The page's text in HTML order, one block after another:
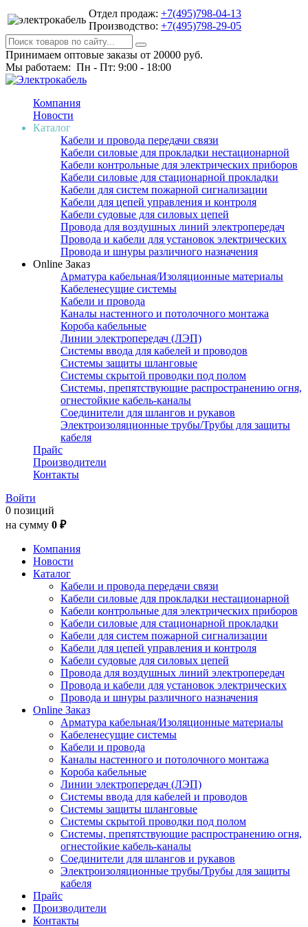
Отдел продаж: +7(495)798-04-13
Производство: +7(495)798-29-05
Принимаем оптовые заказы от 20000 руб.
Мы работаем: Пн - Пт: 9:00 - 18:00
Компания
Новости
Каталог
Кабели и провода передачи связи
Кабели силовые для прокладки нестационарной
Кабели контрольные для электрических приборов
Кабели силовые для стационарной прокладки
Кабели для систем пожарной сигнализации
Кабели для цепей управления и контроля
Кабели судовые для силовых цепей
Провода для воздушных линий электропередач
Провода и кабели для установок электрических
Провода и шнуры различного назначения
Online Заказ
Арматура кабельная/Изоляционные материалы
Кабеленесущие системы
Кабели и провода
Каналы настенного и потолочного монтажа
Короба кабельные
Линии электропередач (ЛЭП)
Системы ввода для кабелей и проводов
Системы защиты шланговые
Системы скрытой проводки под полом
Системы, препятствующие распространению огня,
огнестойкие кабель-каналы
Соединители для шлангов и рукавов
Электроизоляционные трубы/Трубы для защиты
кабеля
Прайс
Производители
Контакты
Войти
0 позиций
на сумму 0 ₽
Компания
Новости
Каталог
Кабели и провода передачи связи
Кабели силовые для прокладки нестационарной
Кабели контрольные для электрических приборов
Кабели силовые для стационарной прокладки
Кабели для систем пожарной сигнализации
Кабели для цепей управления и контроля
Кабели судовые для силовых цепей
Провода для воздушных линий электропередач
Провода и кабели для установок электрических
Провода и шнуры различного назначения
Online Заказ
Арматура кабельная/Изоляционные материалы
Кабеленесущие системы
Кабели и провода
Каналы настенного и потолочного монтажа
Короба кабельные
Линии электропередач (ЛЭП)
Системы ввода для кабелей и проводов
Системы защиты шланговые
Системы скрытой проводки под полом
Системы, препятствующие распространению огня,
огнестойкие кабель-каналы
Соединители для шлангов и рукавов
Электроизоляционные трубы/Трубы для защиты
кабеля
Прайс
Производители
Контакты